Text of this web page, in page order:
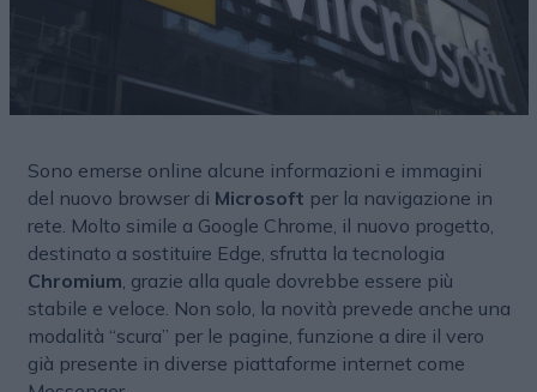
Sono emerse online alcune informazioni e immagini
del nuovo browser di Microsoft per la navigazione in
rete. Molto simile a Google Chrome, il nuovo progetto,
destinato a sostituire Edge, sfrutta la tecnologia
Chromium, grazie alla quale dovrebbe essere più
stabile e veloce. Non solo, la novità prevede anche una
modalità “scura” per le pagine, funzione a dire il vero
già presente in diverse piattaforme internet come